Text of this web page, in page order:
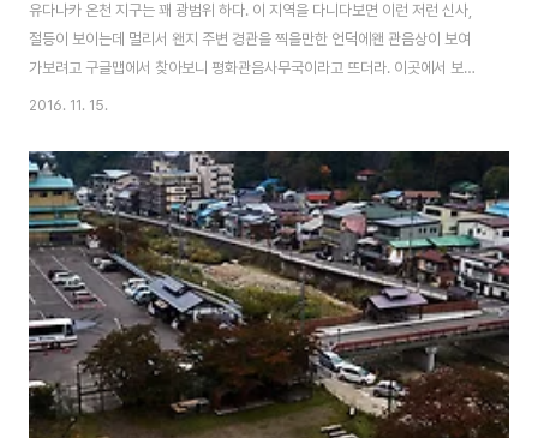
유다나카 온천 지구는 꽤 광범위 하다. 이 지역을 다니다보면 이런 저런 신사,
절등이 보이는데 멀리서 왠지 주변 경관을 찍을만한 언덕에왠 관음상이 보여
가보려고 구글맵에서 찾아보니 평화관음사무국이라고 뜨더라. 이곳에서 보이
던 주변 경관 이시기의 나가노는 밤, 사과 등 나가노의 유명한 농작물들은 재다
오면 바로 나가노 올림픽때 사용한 건물이 보인다. 올림픽때 건물들은 항상 사
용 후 이렇게 폐건물이 된다는 점은 어느나라나 잘 알면서도매번 반복되는 수
순을 밟는다는 점. 언제나 고쳐질지 의문이다. 쓰고 싶은 말이 너무 많지만 여행
블로그 특성상 여기까지~ 지나가다 보니 50만원대였던 료칸 요로즈야. 겉에
서 보면 중국의 월세방 10만원 짜리 같..
2016. 11. 15.